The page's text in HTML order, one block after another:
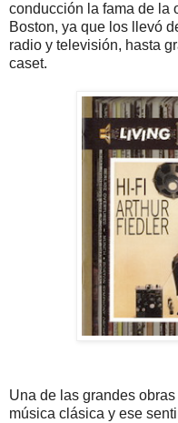
conducción la fama de la
Boston, ya que los llevó
radio y televisión, hasta
caset.
Una de las grandes
música clásica y ese